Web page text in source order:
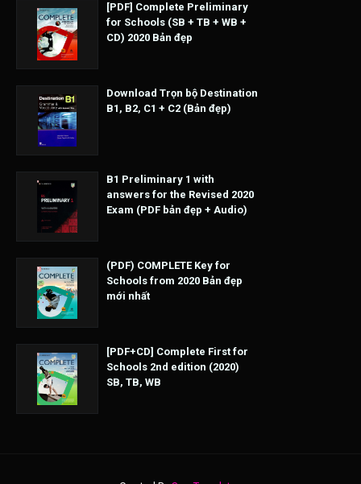
[PDF] Complete Preliminary
for Schools (SB + TB + WB +
CD) 2020 Bản đẹp
Download Trọn bộ Destination
B1, B2, C1 + C2 (Bản đẹp)
B1 Preliminary 1 with
answers for the Revised 2020
Exam (PDF bản đẹp + Audio)
(PDF) COMPLETE Key for
Schools from 2020 Bản đẹp
mới nhất
[PDF+CD] Complete First for
Schools 2nd edition (2020)
SB, TB, WB